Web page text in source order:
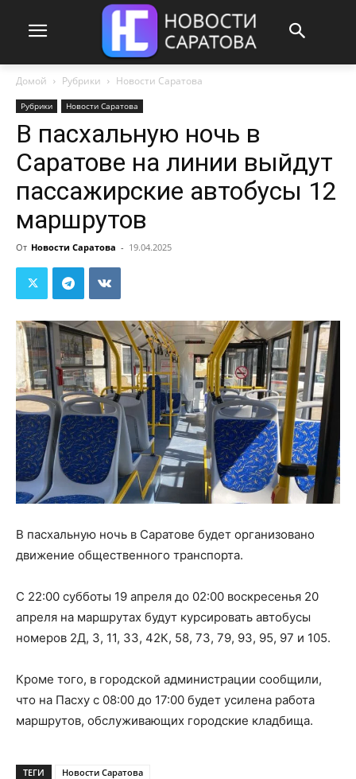
Домой Рубрики Новости Саратова
Рубрики Новости Саратова
В пасхальную ночь в
Саратове на линии выйдут
пассажирские автобусы 12
маршрутов
От Новости Саратова - 19.04.2025
В пасхальную ночь в Саратове будет организовано
движение общественного транспорта.
С 22:00 субботы 19 апреля до 02:00 воскресенья 20
апреля на маршрутах будут курсировать автобусы
номеров 2Д, 3, 11, 33, 42К, 58, 73, 79, 93, 95, 97 и 105.
Кроме того, в городской администрации сообщили,
что на Пасху с 08:00 до 17:00 будет усилена работа
маршрутов, обслуживающих городские кладбища.
ТЕГИ Новости Саратова